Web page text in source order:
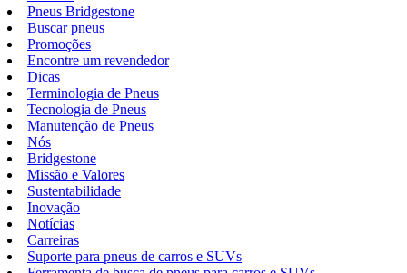
Pneus Bridgestone
Buscar pneus
Promoções
Encontre um revendedor
Dicas
Terminologia de Pneus
Tecnologia de Pneus
Manutenção de Pneus
Nós
Bridgestone
Missão e Valores
Sustentabilidade
Inovação
Notícias
Carreiras
Suporte para pneus de carros e SUVs